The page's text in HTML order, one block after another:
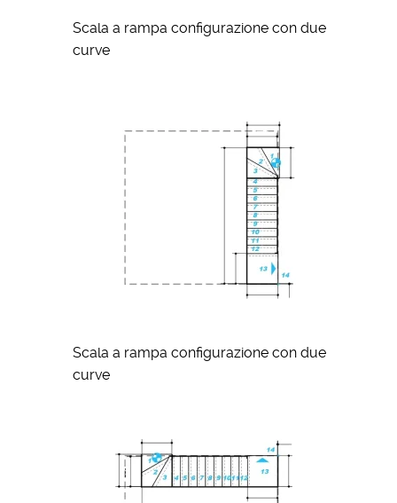
Scala a rampa configurazione con due
curve
Scala a rampa configurazione con due
curve